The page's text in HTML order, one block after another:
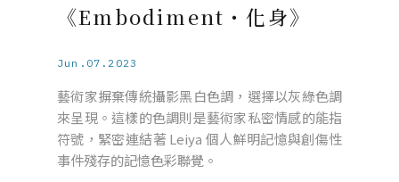
《Embodiment・化身》
Jun.07.2023
藝術家摒棄傳統攝影黑白色調，選擇以灰綠色調
來呈現。這樣的色調則是藝術家私密情感的能指
符號，緊密連結著 Leiya 個人鮮明記憶與創傷性
事件殘存的記憶色彩聯覺。